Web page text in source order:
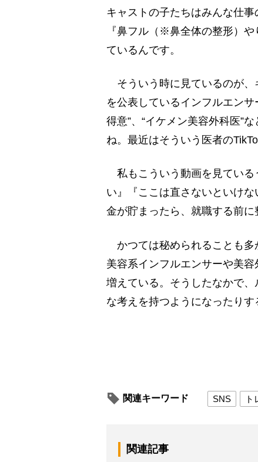
キャストの子たちはみんな仕事
『鼻フル（※鼻全体の整形）
ているんです。
そういう時に見ているのが、
を公表しているインフルエンサ
得意”、“イケメン美容外科医”
ね。最近はそういう医者の
私もこういう動画を見ている
い』『ここは直さないといけ
金が貯まったら、就職する前に
かつては秘められることも多
美容系インフルエンサーや美
増えている。そうしたなかで
な考えを持つようになったりす
関連キーワード SNS ト
関連記事